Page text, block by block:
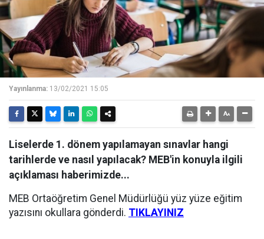
Yayınlanma: 13/02/2021 15:05
Liselerde 1. dönem yapılamayan sınavlar hangi
tarihlerde ve nasıl yapılacak? MEB'in konuyla ilgili
açıklaması haberimizde...
MEB Ortaöğretim Genel Müdürlüğü yüz yüze eğitim
yazısını okullara gönderdi. TIKLAYINIZ